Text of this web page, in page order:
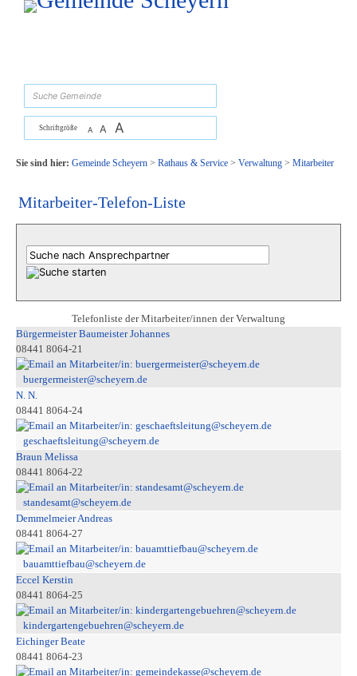
Zum Inhalt, zur Navigationoder zur Startseite springen.
Schriftgröße A A A
Sie sind hier: Gemeinde Scheyern> Rathaus & Service> Verwaltung> Mitarbeiter
Mitarbeiter-Telefon-Liste
Telefonliste der Mitarbeiter/innen der Verwaltung
Bürgermeister Baumeister Johannes
08441 8064-21
buergermeister@scheyern.de
N. N.
08441 8064-24
geschaeftsleitung@scheyern.de
Braun Melissa
08441 8064-22
standesamt@scheyern.de
Demmelmeier Andreas
08441 8064-27
bauamttiefbau@scheyern.de
Eccel Kerstin
08441 8064-25
kindergartengebuehren@scheyern.de
Eichinger Beate
08441 8064-23